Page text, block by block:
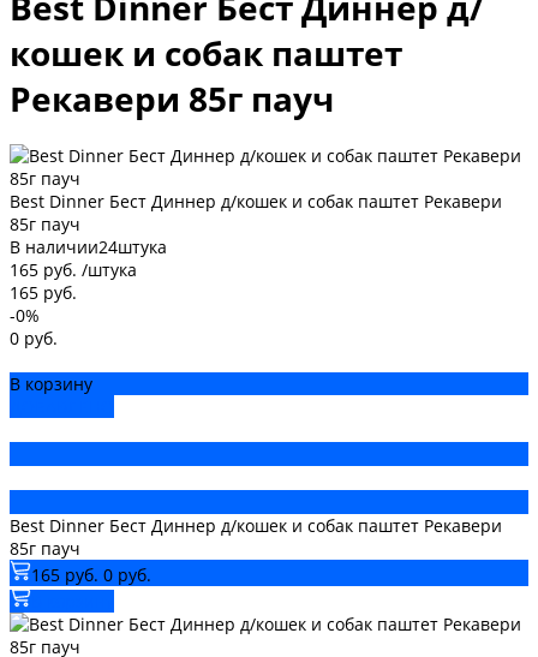
кошек и собак паштет
Рекавери 85г пауч
Best Dinner Бест Диннер д/кошек и собак паштет Рекавери
85г пауч
В наличии24штука
165 руб. /штука
165 руб.
-0%
0 руб.
В корзину
Best Dinner Бест Диннер д/кошек и собак паштет Рекавери
85г пауч
165 руб. 0 руб.